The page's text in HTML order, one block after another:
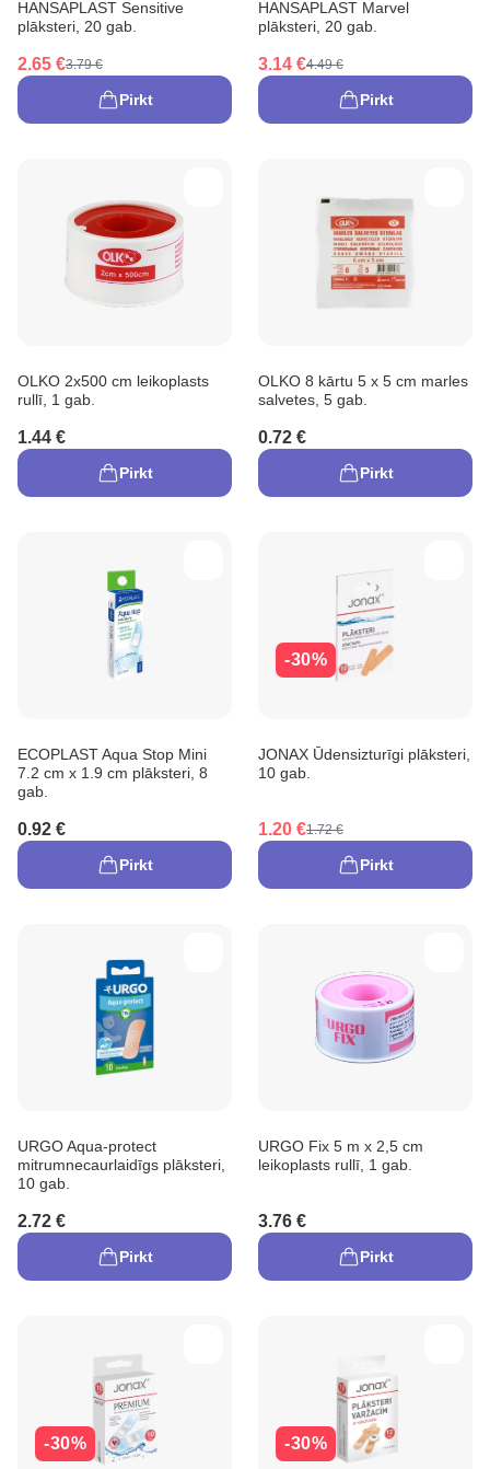
HANSAPLAST Sensitive
plāksteri, 20 gab.
2.65 €3.79 €
Pirkt
HANSAPLAST Marvel
plāksteri, 20 gab.
3.14 €4.49 €
Pirkt
OLKO 2x500 cm leikoplasts
rullī, 1 gab.
1.44 €
Pirkt
OLKO 8 kārtu 5 x 5 cm marles
salvetes, 5 gab.
0.72 €
Pirkt
ECOPLAST Aqua Stop Mini
7.2 cm x 1.9 cm plāksteri, 8
gab.
0.92 €
Pirkt
-30%
JONAX Ūdensizturīgi plāksteri,
10 gab.
1.20 €1.72 €
Pirkt
URGO Aqua-protect
mitrumnecaurlaidīgs plāksteri,
10 gab.
2.72 €
Pirkt
URGO Fix 5 m x 2,5 cm
leikoplasts rullī, 1 gab.
3.76 €
Pirkt
-30% -30%